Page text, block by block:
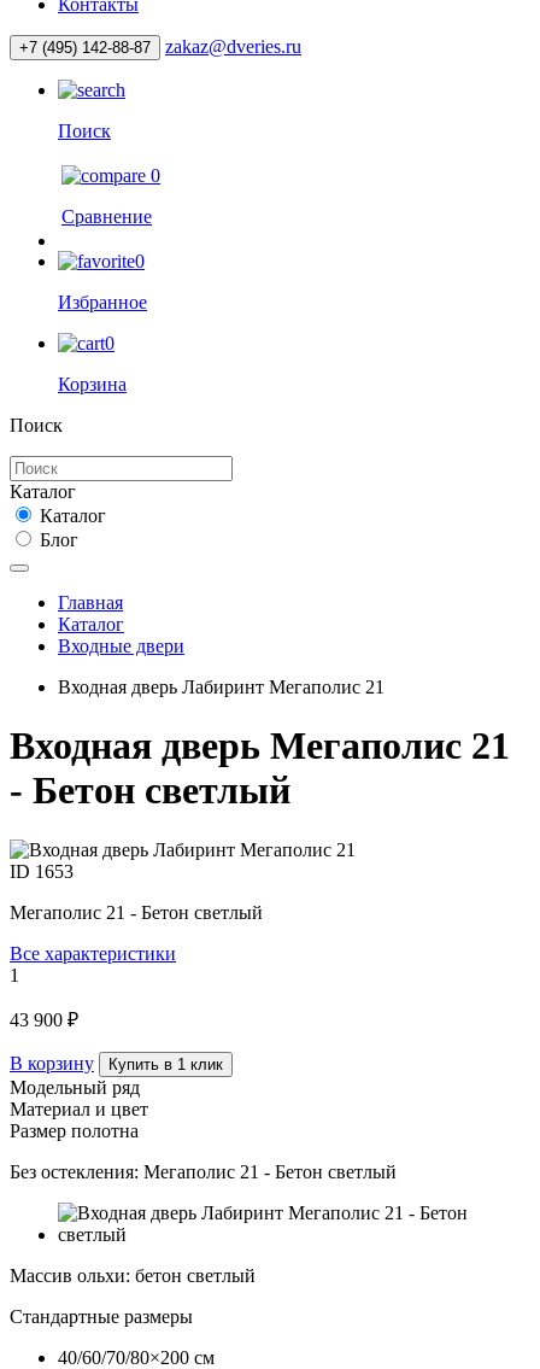
Контакты
+7 (495) 142-88-87 zakaz@dveries.ru
Поиск
0
Сравнение
0
Избранное
0
Корзина
Поиск
Каталог
Каталог
Блог
Главная
Каталог
Входные двери
Входная дверь Лабиринт Мегаполис 21
Входная дверь Мегаполис 21
- Бетон светлый
ID 1653
Мегаполис 21 - Бетон светлый
Все характеристики
1
43 900 ₽
В корзину Купить в 1 клик
Модельный ряд
Материал и цвет
Размер полотна
Без остекления: Мегаполис 21 - Бетон светлый
Массив ольхи: бетон светлый
Стандартные размеры
40/60/70/80×200 см